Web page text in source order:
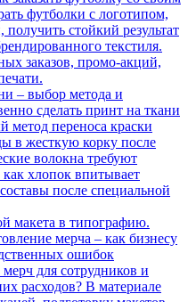
футболки с логотипом,
стойкий результат
текстиля.
заказов, промо-акций,
– выбор метода и
сделать принт на ткани
метод переноса краски
в жесткую корку после
волокна требуют
хлопок впитывает
после специальной
макета в типографию.
мерча – как бизнесу
ошибок
для сотрудников и
расходов? В материале